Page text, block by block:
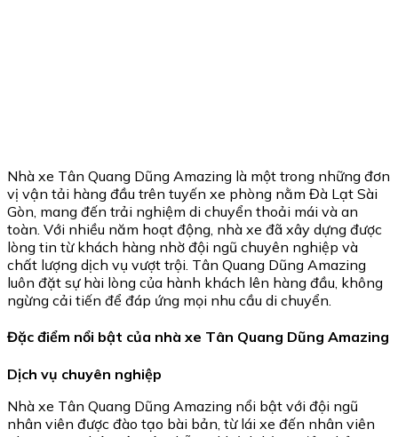
Nhà xe Tân Quang Dũng Amazing là một trong những đơn
vị vận tải hàng đầu trên tuyến xe phòng nằm Đà Lạt Sài
Gòn, mang đến trải nghiệm di chuyển thoải mái và an
toàn. Với nhiều năm hoạt động, nhà xe đã xây dựng được
lòng tin từ khách hàng nhờ đội ngũ chuyên nghiệp và
chất lượng dịch vụ vượt trội. Tân Quang Dũng Amazing
luôn đặt sự hài lòng của hành khách lên hàng đầu, không
ngừng cải tiến để đáp ứng mọi nhu cầu di chuyển.
Đặc điểm nổi bật của nhà xe Tân Quang Dũng Amazing
Dịch vụ chuyên nghiệp
Nhà xe Tân Quang Dũng Amazing nổi bật với đội ngũ
nhân viên được đào tạo bài bản, từ lái xe đến nhân viên